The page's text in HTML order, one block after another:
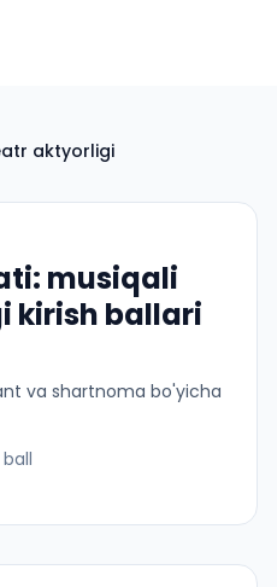
aktyorligi
musiqali
kirish ballari
va shartnoma bo'yicha